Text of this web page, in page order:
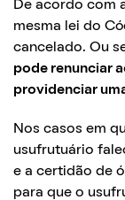
De acordo com
mesma lei do
cancelado. Ou
pode renunciar
providenciar
Nos casos em
usufrutuário
e a certidão de
para que o